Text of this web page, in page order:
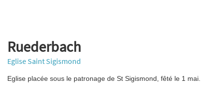
Ruederbach
Eglise Saint Sigismond
Eglise placée sous le patronage de St Sigismond, fêté le 1 mai.